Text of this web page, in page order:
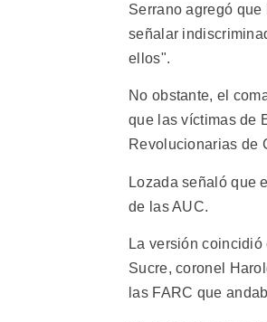
Serrano agregó
señalar
ellos".
No obstante, el
que las víctimas de
Revolucionarias de
Lozada señaló que
de las AUC.
La versión
Sucre, coronel
las FARC que